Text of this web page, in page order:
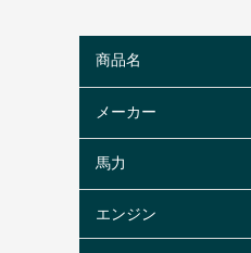
商品名
メーカー
馬力
エンジン